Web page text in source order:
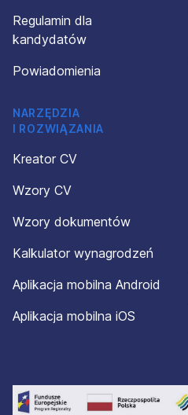
Regulamin dla
kandydatów
Powiadomienia
NARZĘDZIA
I ROZWIĄZANIA
Kreator CV
Wzory CV
Wzory dokumentów
Kalkulator wynagrodzeń
Aplikacja mobilna Android
Aplikacja mobilna iOS